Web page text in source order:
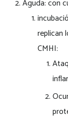
Aguda: con
replican
CMHI: